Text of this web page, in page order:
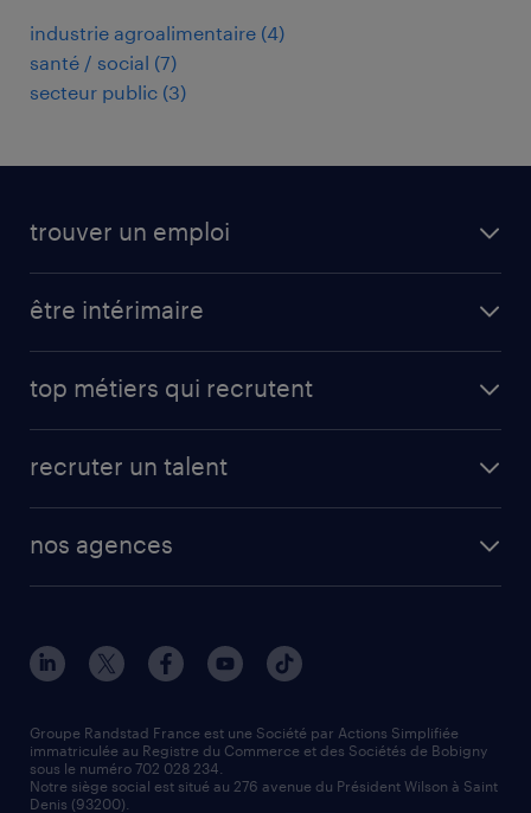
industrie agroalimentaire (4)
santé / social (7)
secteur public (3)
trouver un emploi
créer un compte candidat
être intérimaire
app talent / portail web
top métiers qui recrutent
manutentionnaire
assistant administratif
comptable
recruter un talent
solutions opérationnelles
contact entreprise
faq intérim / recrutement
nos agences
nos agences par ville
nos agences par région
nos cabinets de recrutement
Groupe Randstad France est une Société par Actions Simplifiée
immatriculée au Registre du Commerce et des Sociétés de Bobigny
sous le numéro 702 028 234.
Notre siège social est situé au 276 avenue du Président Wilson à Saint
Denis (93200).